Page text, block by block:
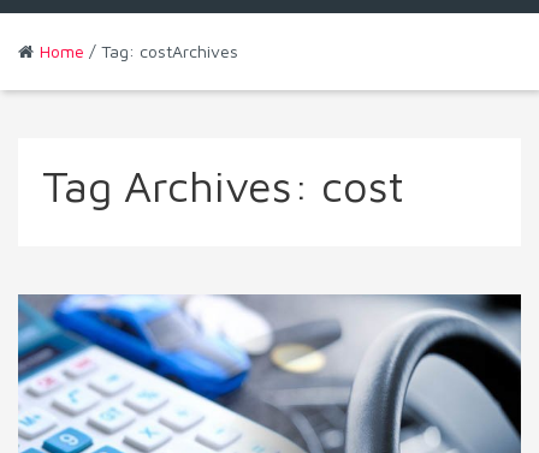
Home / Tag: costArchives
Tag Archives: cost